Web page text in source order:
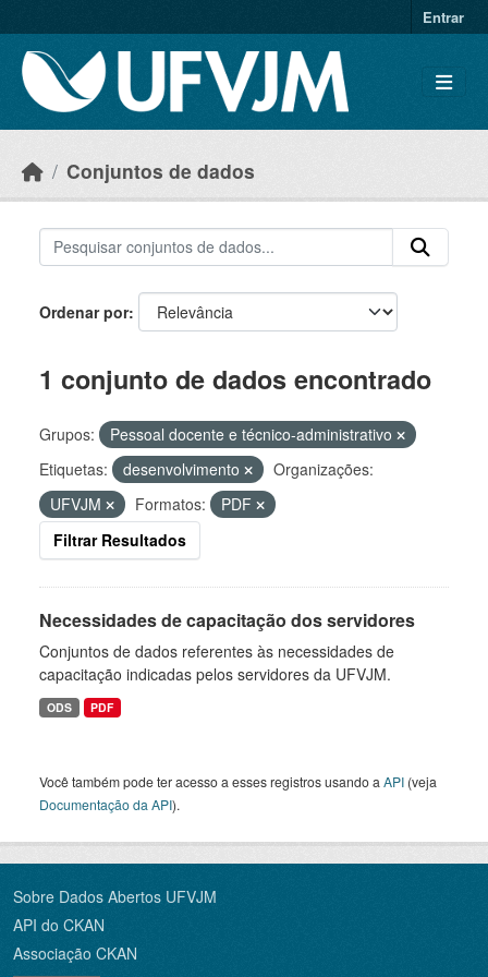
Entrar
Conjuntos de dados
Ordenar por
1 conjunto de dados encontrado
Grupos:
Pessoal docente e técnico-administrativo
Etiquetas:
desenvolvimento
Organizações:
UFVJM
Formatos:
PDF
Filtrar Resultados
Necessidades de capacitação dos servidores
Conjuntos de dados referentes às necessidades de
capacitação indicadas pelos servidores da UFVJM.
ODS PDF
Você também pode ter acesso a esses registros usando a API (veja
Documentação da API).
Sobre Dados Abertos UFVJM
API do CKAN
Associação CKAN